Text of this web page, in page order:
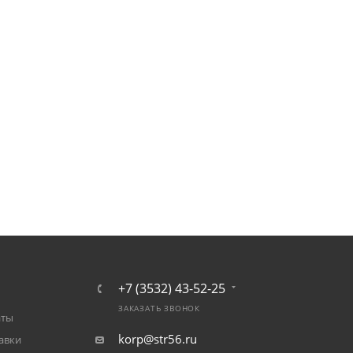
+7 (3532) 43-52-25
ЗАКАЗАТЬ ЗВОНОК
korp@str56.ru